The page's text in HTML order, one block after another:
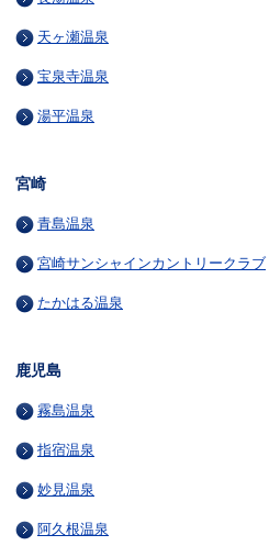
天ヶ瀬温泉
宝泉寺温泉
湯平温泉
宮崎
青島温泉
宮崎サンシャインカントリークラブ
たかはる温泉
鹿児島
霧島温泉
指宿温泉
妙見温泉
阿久根温泉